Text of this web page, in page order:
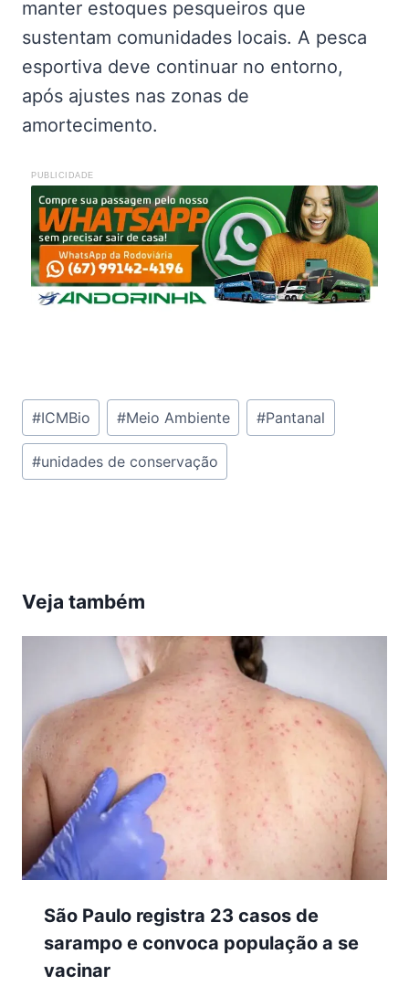
manter estoques pesqueiros que
sustentam comunidades locais. A pesca
esportiva deve continuar no entorno,
após ajustes nas zonas de
amortecimento.
PUBLICIDADE
Tags
do
Post:
#ICMBio #Meio Ambiente #Pantanal
#unidades de conservação
Veja também
São Paulo registra 23 casos de
sarampo e convoca população a se
vacinar